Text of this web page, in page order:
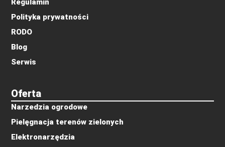
Oferta
Narzedzia ogrodowe
Pielęgnacja terenów zielonych
Elektronarzędzia
Regulamin
Polityka prywatności
RODO
Blog
Serwis